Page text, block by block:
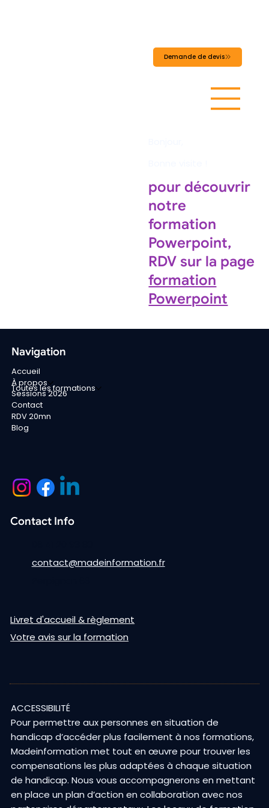
ON
Demande de devis
pour découvrir
notre
formation
Powerpoint,
RDV sur la page
formation
Powerpoint
Contact Info
contact@madeinformation.fr
Livret d'accueil & règlement
Votre avis sur la formation
Navigation
Accueil
À propos
Toutes les formations
Sessions 2026
Contact
RDV 20mn
Blog
ACCESSIBILITÉ
Pour permettre aux personnes en situation de
handicap d’accéder plus facilement à nos formations,
Madeinformation met tout en œuvre pour trouver les
compensations les plus adaptées à chaque situation
de handicap. Nous vous accompagnerons en mettant
en place un plan d’action en collaboration avec nos